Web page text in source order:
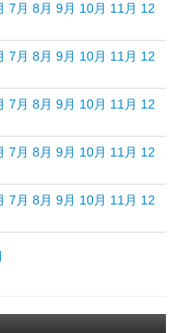
7月 8月 9月 10月 11月 12
7月 8月 9月 10月 11月 12
7月 8月 9月 10月 11月 12
7月 8月 9月 10月 11月 12
7月 8月 9月 10月 11月 12